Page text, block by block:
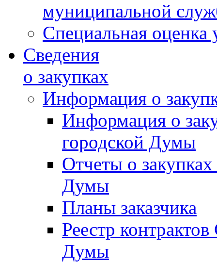
муниципальной
Специальная оценка
Сведения
о закупках
Информация о
Информация о
городской Думы
Отчеты о
Думы
Планы заказчика
Реестр
Думы